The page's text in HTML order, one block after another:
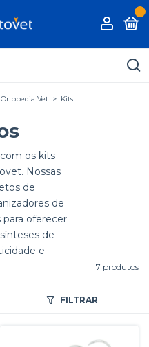
Ortopedia Vet > Kits
os kits
Nossas
de
de
oferecer
de
e
7 produtos
FILTRAR